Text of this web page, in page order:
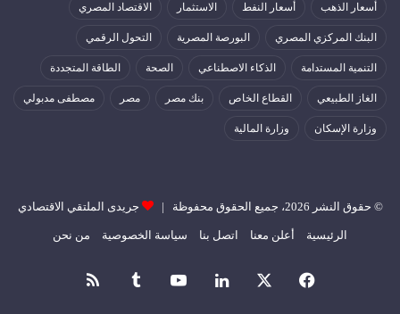
أسعار الذهب أسعار النفط الاستثمار الاقتصاد المصري
البنك المركزي المصري البورصة المصرية التحول الرقمي
التنمية المستدامة الذكاء الاصطناعي الصحة الطاقة المتجددة
الغاز الطبيعي القطاع الخاص بنك مصر مصر مصطفى مدبولي
وزارة الإسكان وزارة المالية
© حقوق النشر 2026، جميع الحقوق محفوظة | جريدى الملتقي الاقتصادي
الرئيسية أعلن معنا اتصل بنا سياسة الخصوصية من نحن
فيسبوك لينكدإن ‫YouTube